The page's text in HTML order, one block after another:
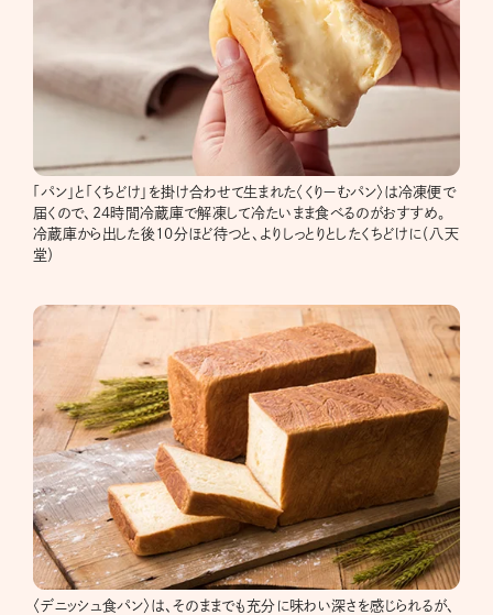
「パン」と「くちどけ」を掛け合わせて生まれた〈くりーむパン〉は冷凍便で
届くので、24時間冷蔵庫で解凍して冷たいまま食べるのがおすすめ。
冷蔵庫から出した後10分ほど待つと、よりしっとりとしたくちどけに（八天
堂）
〈デニッシュ食パン〉は、そのままでも充分に味わい深さを感じられるが、